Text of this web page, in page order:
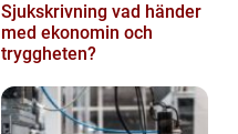
Sjukskrivning vad händer
med ekonomin och
tryggheten?